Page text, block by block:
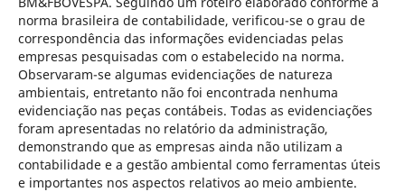
norma brasileira de contabilidade, verificou-se o grau de
correspondência das informações evidenciadas pelas
empresas pesquisadas com o estabelecido na norma.
Observaram-se algumas evidenciações de natureza
ambientais, entretanto não foi encontrada nenhuma
evidenciação nas peças contábeis. Todas as evidenciações
foram apresentadas no relatório da administração,
demonstrando que as empresas ainda não utilizam a
contabilidade e a gestão ambiental como ferramentas úteis
e importantes nos aspectos relativos ao meio ambiente.